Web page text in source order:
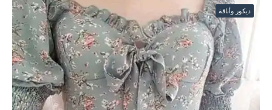
ديكور وأناقة